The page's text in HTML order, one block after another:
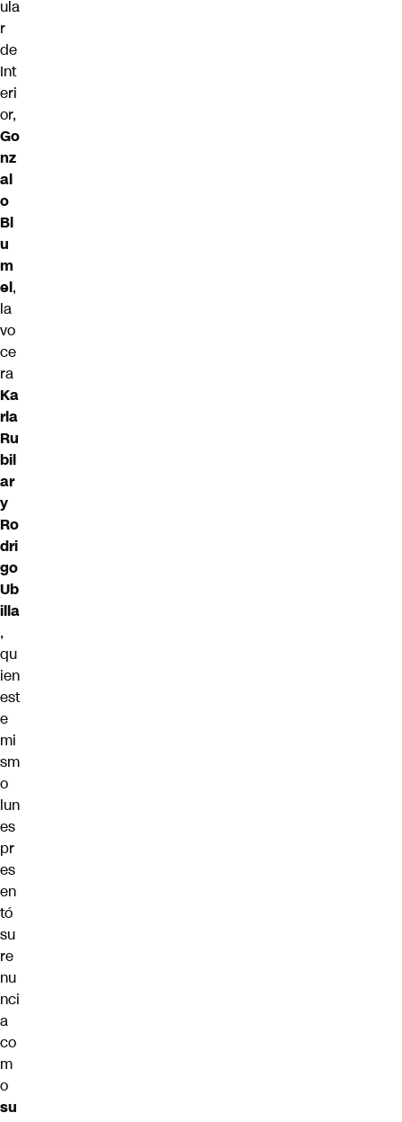
ula
r
de
Int
eri
or,
Go
nz
al
o
Bl
u
m
el,
la
vo
ce
ra
Ka
rla
Ru
bil
ar
y
Ro
dri
go
Ub
illa
,
qu
ien
est
e
mi
sm
o
lun
es
pr
es
en
tó
su
re
nu
nci
a
co
m
o
su